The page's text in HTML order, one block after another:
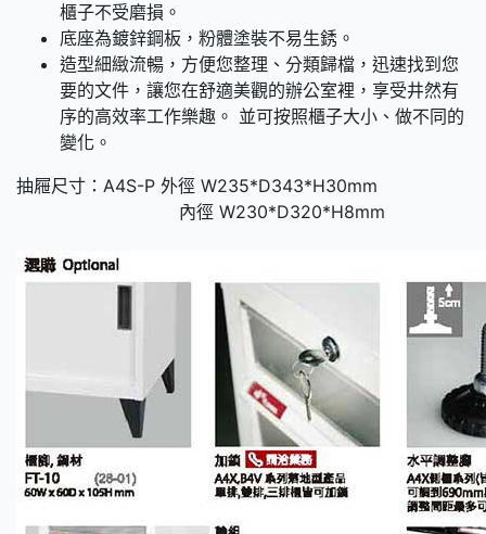
櫃子不受磨損。
底座為鍍鋅鋼板，粉體塗裝不易生銹。
造型細緻流暢，方便您整理、分類歸檔，迅速找到您
要的文件，讓您在舒適美觀的辦公室裡，享受井然有
序的高效率工作樂趣。 並可按照櫃子大小、做不同的
變化。
抽屜尺寸：A4S-P 外徑 W235*D343*H30mm
內徑 W230*D320*H8mm